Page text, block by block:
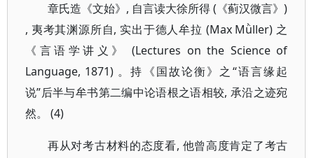
章氏造《文始》, 自言读大徐所得 (《蓟汉微言》)
, 夷考其渊源所自, 实出于德人牟拉 (Max Mǜller) 之
《言语学讲义》 (Lectures on the Science of
Language, 1871) 。持《国故论衡》之“语言缘起
说”后半与牟书第二编中论语根之语相较, 承沿之迹宛
然。 (4)
再从对考古材料的态度看, 他曾高度肯定了考古